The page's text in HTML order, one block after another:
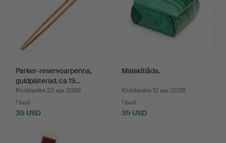
Parker-reservoarpenna,
guldpläterad, ca 19…
Klubbades 23 apr 2026
1 bud
35 USD
Malakitlåda.
Klubbades 12 apr 2026
1 bud
35 USD